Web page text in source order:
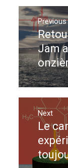
de
l’article
Previous
Previous
post:
Jam
Next
Next
post:
Le